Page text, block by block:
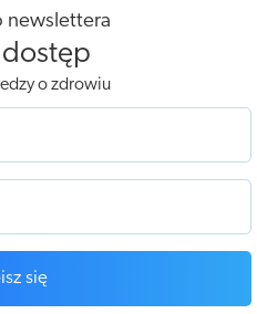
newslettera
dostęp
o zdrowiu
się